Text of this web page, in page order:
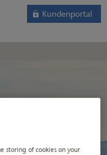
Kundenportal
storing of cookies on your